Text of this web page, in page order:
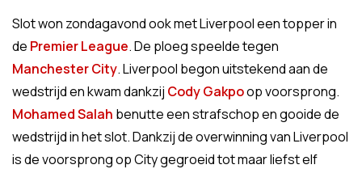
Slot won zondagavond ook met Liverpool een topper in
de Premier League. De ploeg speelde tegen
Manchester City. Liverpool begon uitstekend aan de
wedstrijd en kwam dankzij Cody Gakpoop voorsprong.
Mohamed Salah benutte een strafschop en gooide de
wedstrijd in het slot. Dankzij de overwinning van Liverpool
is de voorsprong op City gegroeid tot maar liefst elf